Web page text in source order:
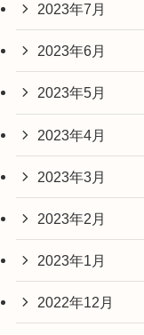
2023年7月
2023年6月
2023年5月
2023年4月
2023年3月
2023年2月
2023年1月
2022年12月